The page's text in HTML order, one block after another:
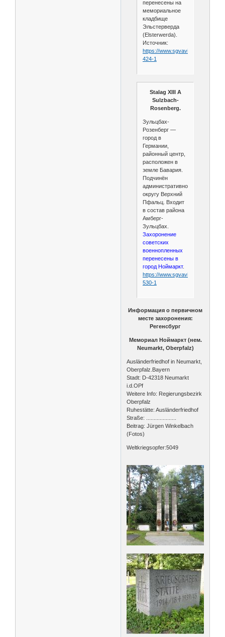
перенесены на
мемориальное
кладбище
Эльстерверда
(Elsterwerda).
Источник:
https://www.sgvavia.ru/forum/
424-1
Stalag XIII A
Sulzbach-
Rosenberg.
Зульцбах-
Розенберг —
город в
Германии,
районный центр,
расположен в
земле Бавария.
Подчинён
административному
округу Верхний
Пфальц. Входит
в состав района
Амберг-
Зульцбах.
Захоронение
советских
военнопленных
перенесены в
город Ноймаркт.
https://www.sgvavia.ru/forum/
530-1
Информация о первичном
месте захоронения:
Регенсбург
Мемориал Ноймаркт (нем.
Neumarkt, Oberpfalz)
Ausländerfriedhof in Neumarkt,
Oberpfalz.Bayern
Stadt: D-42318 Neumarkt
i.d.OPf
Weitere Info: Regierungsbezirk
Oberpfalz
Ruhestätte: Ausländerfriedhof
Straße: ....................
Beitrag: Jürgen Winkelbach
(Fotos)
Weltkriegsopfer:5049